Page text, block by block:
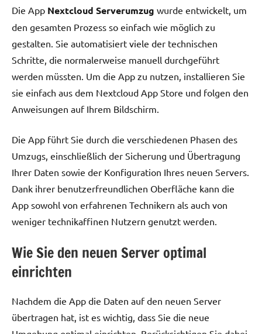
Die App Nextcloud Serverumzug wurde entwickelt, um
den gesamten Prozess so einfach wie möglich zu
gestalten. Sie automatisiert viele der technischen
Schritte, die normalerweise manuell durchgeführt
werden müssten. Um die App zu nutzen, installieren Sie
sie einfach aus dem Nextcloud App Store und folgen den
Anweisungen auf Ihrem Bildschirm.
Die App führt Sie durch die verschiedenen Phasen des
Umzugs, einschließlich der Sicherung und Übertragung
Ihrer Daten sowie der Konfiguration Ihres neuen Servers.
Dank ihrer benutzerfreundlichen Oberfläche kann die
App sowohl von erfahrenen Technikern als auch von
weniger technikaffinen Nutzern genutzt werden.
Wie Sie den neuen Server optimal
einrichten
Nachdem die App die Daten auf den neuen Server
übertragen hat, ist es wichtig, dass Sie die neue